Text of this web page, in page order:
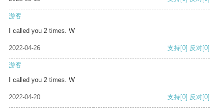
游客
I called you 2 times. W
2022-04-26 支持[0] 反对[0]
游客
I called you 2 times. W
2022-04-20 支持[0] 反对[0]